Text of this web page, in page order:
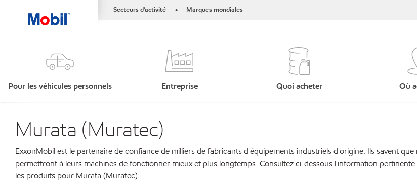
Secteurs d’activité • Marques mondiales
Pour les véhicules personnels Entreprise Quoi acheter Où
Murata (Muratec)
ExxonMobil est le partenaire de confiance de milliers de fabricants d'équipements industriels d'origine. Ils savent
permettront à leurs machines de fonctionner mieux et plus longtemps. Consultez ci-dessous l'information
les produits pour Murata (Muratec).